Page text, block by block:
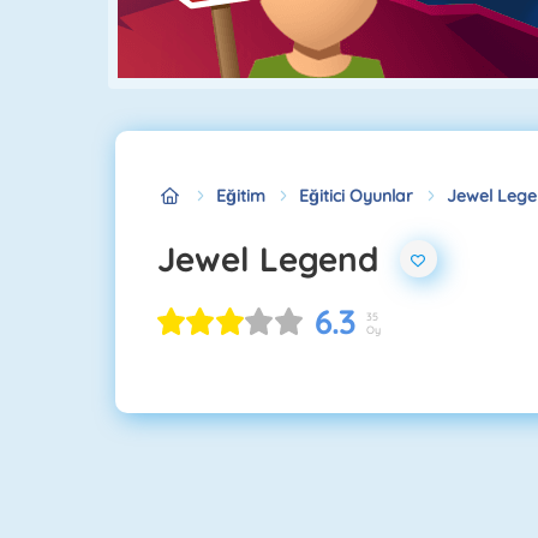
Eğitim Eğitici Oyunlar Jewel
Jewel Legend
6.3
35
Oy